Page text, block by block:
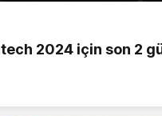
2024 için son 2